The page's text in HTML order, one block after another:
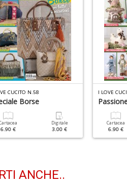
CUCITO N.58
Borse
6.90 €
Digitale
3.00 €
I LOVE
Cartacea
6.90 €
ANCHE..